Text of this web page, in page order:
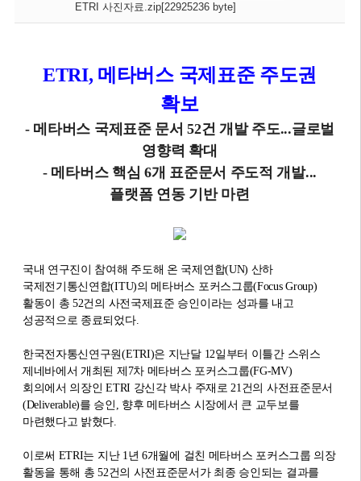
ETRI 사진자료.zip[22925236 byte]
ETRI, 메타버스 국제표준 주도권
확보
- 메타버스 국제표준 문서 52건 개발 주도...글로벌
영향력 확대
- 메타버스 핵심 6개 표준문서 주도적 개발...
플랫폼 연동 기반 마련
국내 연구진이 참여해 주도해 온 국제연합(UN) 산하
국제전기통신연합(ITU)의 메타버스 포커스그룹(Focus Group)
활동이 총 52건의 사전국제표준 승인이라는 성과를 내고
성공적으로 종료되었다.
한국전자통신연구원(ETRI)은 지난달 12일부터 이틀간 스위스
제네바에서 개최된 제7차 메타버스 포커스그룹(FG-MV)
회의에서 의장인 ETRI 강신각 박사 주재로 21건의 사전표준문서
(Deliverable)를 승인, 향후 메타버스 시장에서 큰 교두보를
마련했다고 밝혔다.
이로써 ETRI는 지난 1년 6개월에 걸친 메타버스 포커스그룹 의장
활동을 통해 총 52건의 사전표준문서가 최종 승인되는 결과를